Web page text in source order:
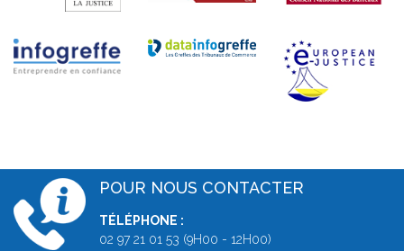
POUR NOUS CONTACTER
TÉLÉPHONE :
02 97 21 01 53 (9H00 - 12H00)